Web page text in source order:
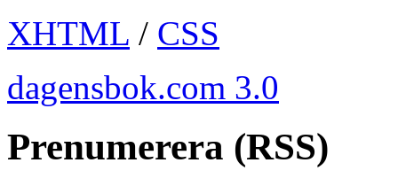
XHTML / CSS
dagensbok.com 3.0
Prenumerera (RSS)